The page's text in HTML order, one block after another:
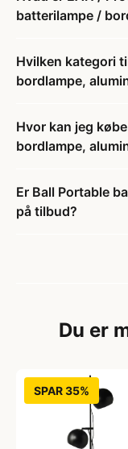
batterilampe /
Hvilken kategori
bordlampe,
Hvor kan jeg
bordlampe,
Er Ball Portable
på tilbud?
Du er
SPAR 35%